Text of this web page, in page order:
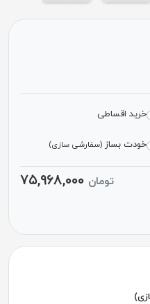
خرید اقساطی
خودت بساز(سفارشی سازی)
تومان ۷۵,۹۶۸,۰۰۰